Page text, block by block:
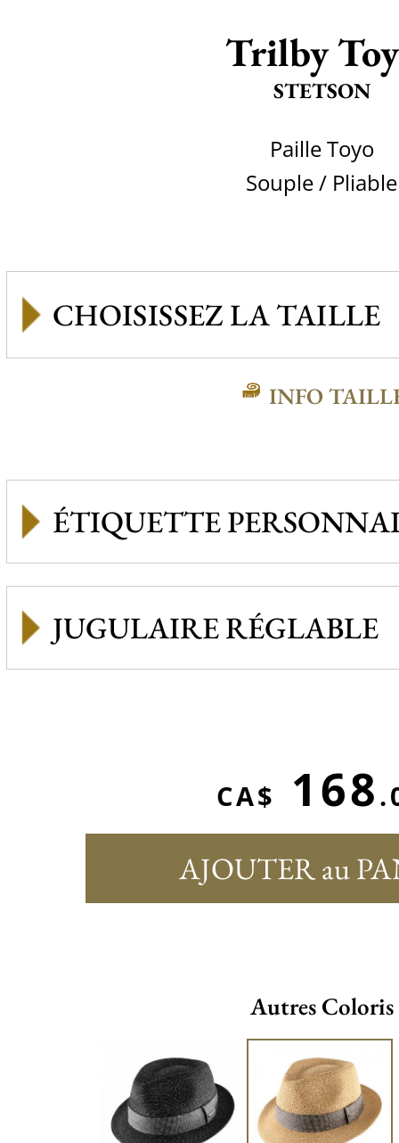
Trilby
STETSON
Paille Toyo
Souple / Pliable
INFO
ÉTIQUETTE
JUGULAIRE RÉGLABLE
CA$ 168
AJOUTER au
Autres Coloris